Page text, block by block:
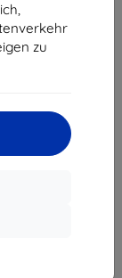
zu